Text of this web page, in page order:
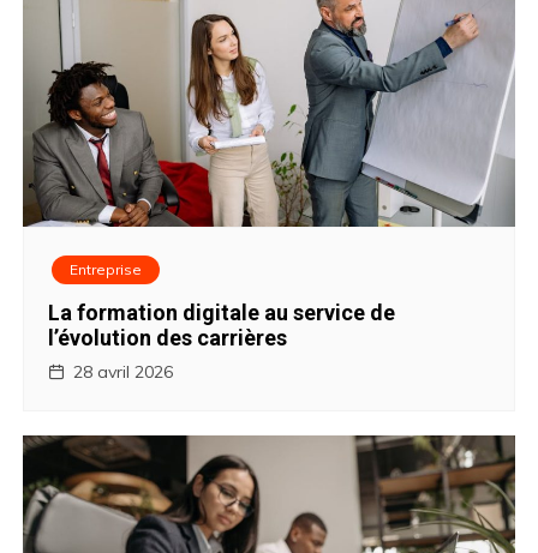
’
a
r
t
e
Entreprise
La formation digitale au service de
l’évolution des carrières
28 avril 2026